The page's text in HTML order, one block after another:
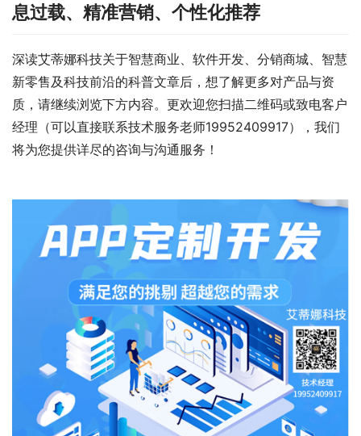
息过载、精准营销、个性化推荐
深读艾蒂娜科技关于智慧商业、软件开发、分销商城、智慧
新零售及科技前沿的科普文章后，想了解更多对产品与资
质，请继续浏览下方内容。更欢迎您扫描二维码或致电客户
经理（可以直接联系技术服务老师19952409917），我们
将为您提供详尽的咨询与沟通服务！